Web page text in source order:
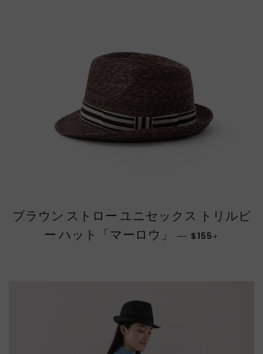
ブラウン ストロー ユニセックス トリルビ
ー ハット「マーロウ」
— 通常価格
$155